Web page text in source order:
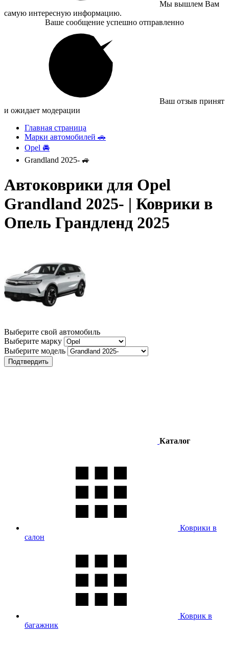
Мы вышлем Вам
самую интересную информацию.
Ваше сообщение успешно отправленно
Ваш отзыв принят
и ожидает модерации
Главная страница
Марки автомобилей 🚗
Opel 🚘
Grandland 2025- 🚙
Автоковрики для Opel
Grandland 2025- | Коврики в
Опель Грандленд 2025
Выберите свой автомобиль
Выберите марку
Выберите модель
Подтвердить
Каталог
Коврики в
салон
Коврик в
багажник